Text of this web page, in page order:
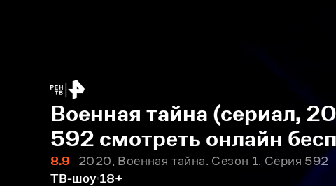
Военная тайна (сериал,
592 смотреть онлайн
8.9
2020, Военная тайна. Сезон 1. Серия 592
ТВ-шоу 18+